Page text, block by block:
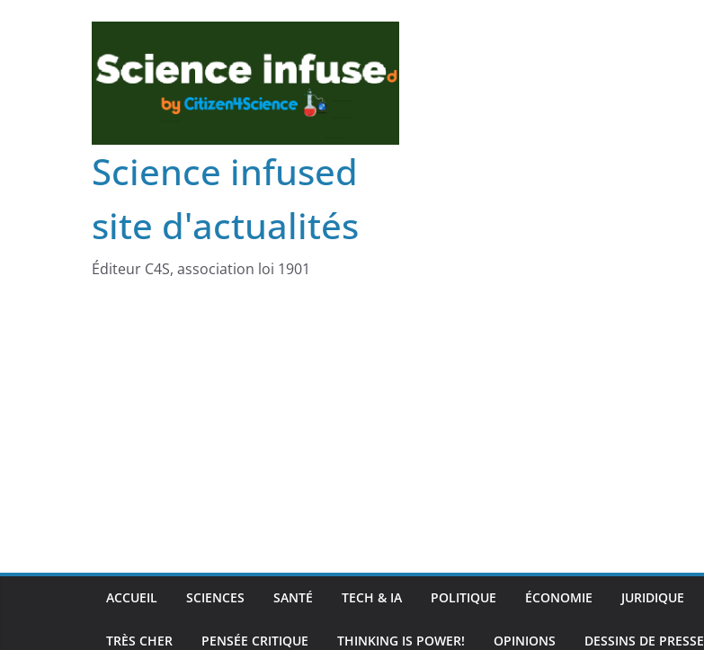
Science infused
site d'actualités
Éditeur C4S, association loi 1901
ACCUEIL SCIENCES SANTÉ TECH & IA POLITIQUE ÉCONOMIE JURIDIQUE
TRÈS CHER PENSÉE CRITIQUE THINKING IS POWER! OPINIONS DESSINS DE PRESSE